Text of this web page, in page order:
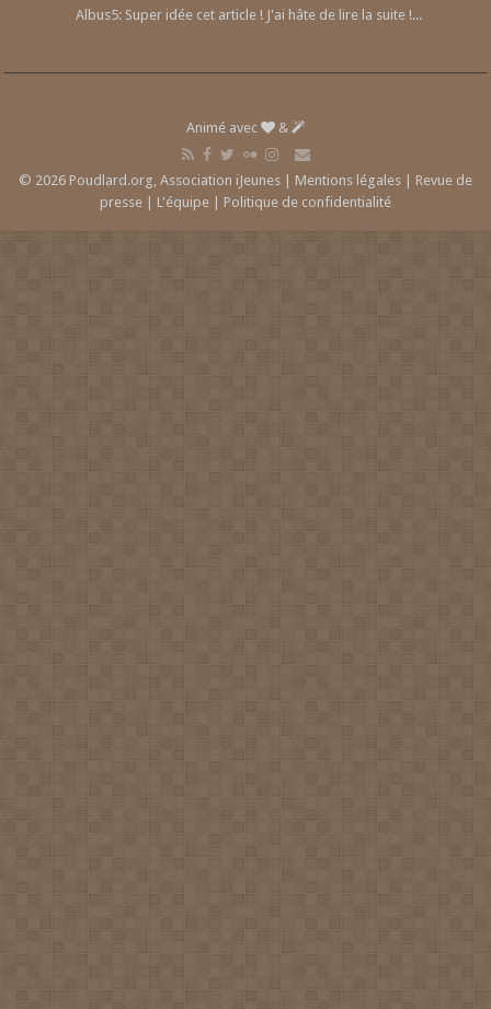
Albus5: Super idée cet article ! J'ai hâte de lire la suite !...
Animé avec &
© 2026 Poudlard.org, Association iJeunes | Mentions légales | Revue de
presse | L'équipe | Politique de confidentialité